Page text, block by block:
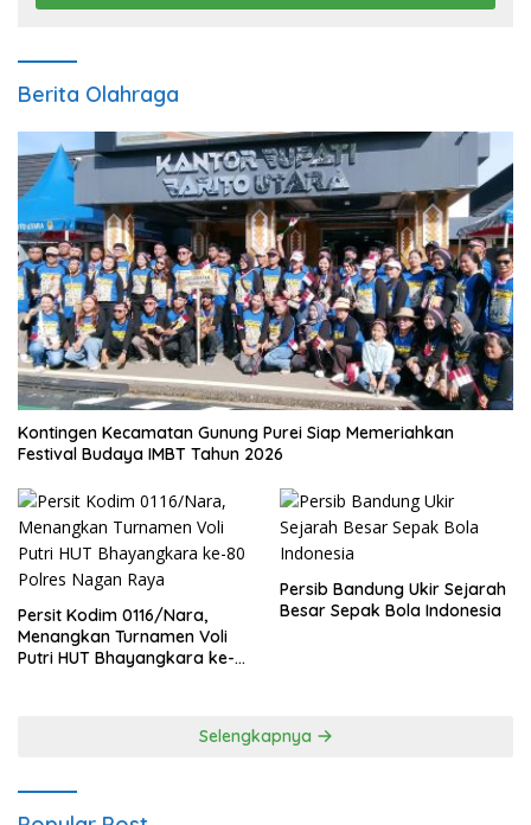
Berita Olahraga
Kontingen Kecamatan Gunung Purei Siap Memeriahkan
Festival Budaya IMBT Tahun 2026
Persit Kodim 0116/Nara,
Menangkan Turnamen Voli
Putri HUT Bhayangkara ke-
Persib Bandung Ukir Sejarah
Besar Sepak Bola Indonesia
Selengkapnya